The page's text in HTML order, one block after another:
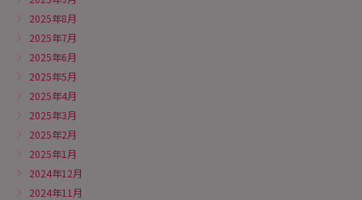
2025年8月
2025年7月
2025年6月
2025年5月
2025年4月
2025年3月
2025年2月
2025年1月
2024年12月
2024年11月